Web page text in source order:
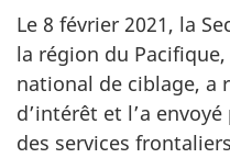
Le 8 février 2021, la
la région du
national de ciblage, a
d’intérêt et l’a
des services